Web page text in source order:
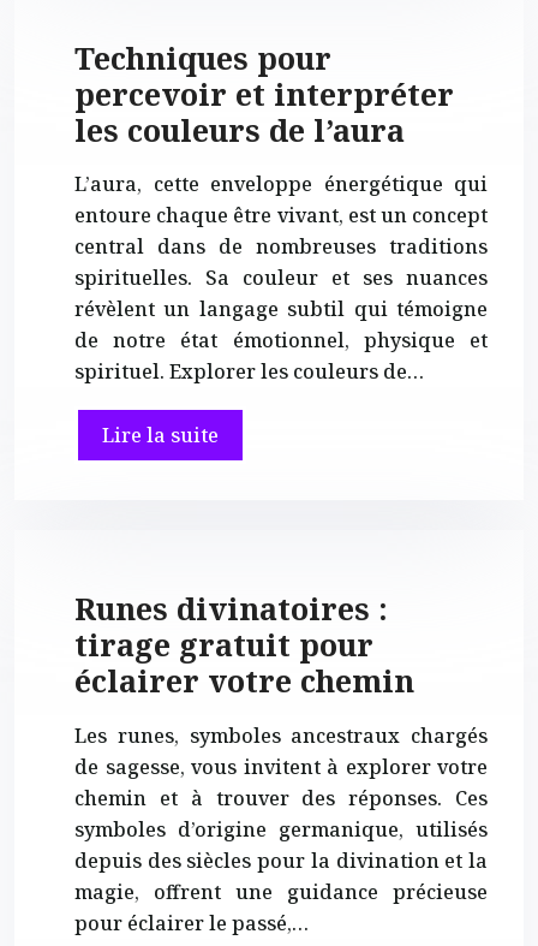
Techniques pour
percevoir et interpréter
les couleurs de l’aura
L’aura, cette enveloppe énergétique qui
entoure chaque être vivant, est un concept
central dans de nombreuses traditions
spirituelles. Sa couleur et ses nuances
révèlent un langage subtil qui témoigne
de notre état émotionnel, physique et
spirituel. Explorer les couleurs de…
Lire la suite
Runes divinatoires :
tirage gratuit pour
éclairer votre chemin
Les runes, symboles ancestraux chargés
de sagesse, vous invitent à explorer votre
chemin et à trouver des réponses. Ces
symboles d’origine germanique, utilisés
depuis des siècles pour la divination et la
magie, offrent une guidance précieuse
pour éclairer le passé,…